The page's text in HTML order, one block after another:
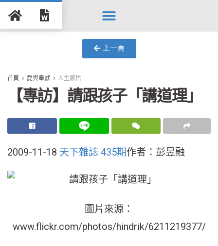
上一頁
首頁 愛與奉獻 人生感悟
【專訪】請跟孩子「講道理」
2009-11-18 天下雜誌 435期作者：彭昱融
圖片來源：
www.flickr.com/photos/hindrik/6211219377/